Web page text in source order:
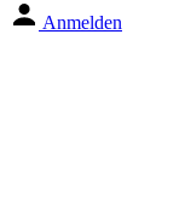
Anmelden